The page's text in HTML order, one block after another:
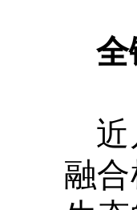
全
近
融